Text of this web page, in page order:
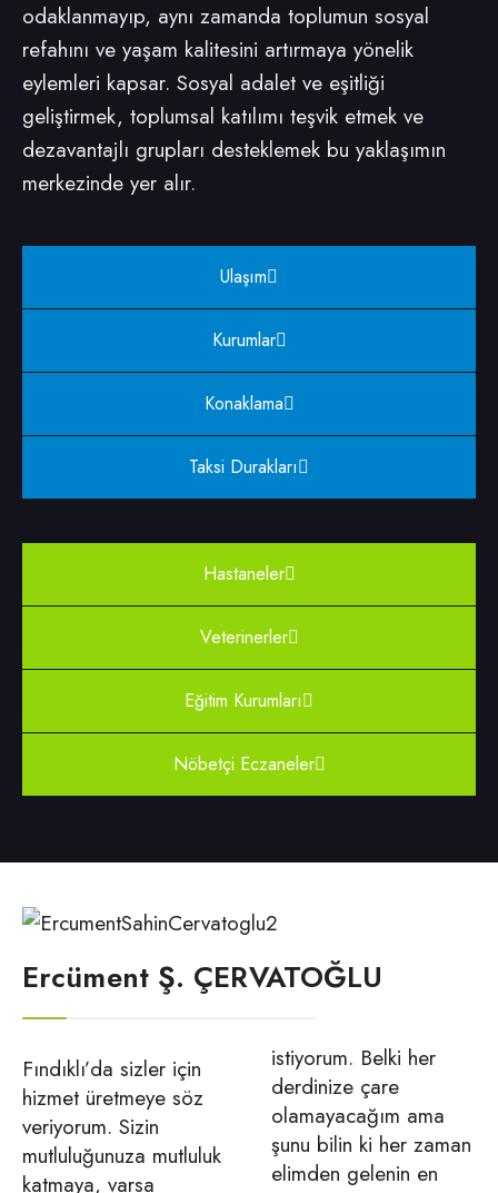
odaklanmayıp, aynı zamanda toplumun sosyal
refahını ve yaşam kalitesini artırmaya yönelik
eylemleri kapsar. Sosyal adalet ve eşitliği
geliştirmek, toplumsal katılımı teşvik etmek ve
dezavantajlı grupları desteklemek bu yaklaşımın
merkezinde yer alır.
Ulaşım
Kurumlar
Konaklama
Taksi Durakları
Hastaneler
Veterinerler
Eğitim Kurumları
Nöbetçi Eczaneler
Ercüment Ş. ÇERVATOĞLU
Fındıklı’da sizler için
hizmet üretmeye söz
veriyorum. Sizin
mutluluğunuza mutluluk
katmaya, varsa
istiyorum. Belki her
derdinize çare
olamayacağım ama
şunu bilin ki her zaman
elimden gelenin en